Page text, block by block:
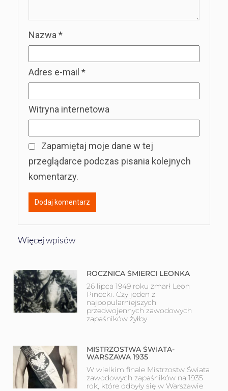
Nazwa *
Adres e-mail *
Witryna internetowa
Zapamiętaj moje dane w tej
przeglądarce podczas pisania kolejnych
komentarzy.
Więcej wpisów
ROCZNICA ŚMIERCI LEONKA
26 lipca 1949 roku zmarł Leon
Pinecki. Czy jeden z
najpopularniejszych
przedwojennych zawodowych
zapaśników żyłby
MISTRZOSTWA ŚWIATA-
WARSZAWA 1935
W wielkim finale Mistrzostw Świata
zawodowych zapaśników na 1935
rok, które odbyły się w Warszawie